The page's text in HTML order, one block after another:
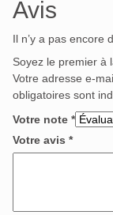
Avis
Il n’y a pas encore
Soyez le premier à
Votre adresse e-
obligatoires sont
Votre note *
Votre avis *